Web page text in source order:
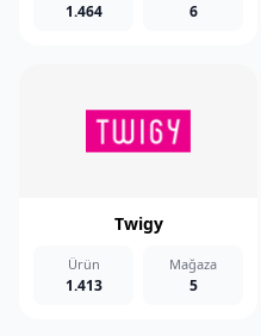
1.464 6
Twigy
Ürün
1.413
Mağaza
5